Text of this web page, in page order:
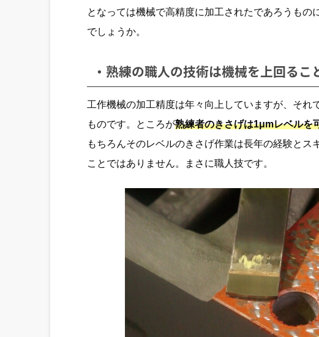
となっては機械で高精度に加工されたであろうも
でしょうか。
・熟練の職人の技術は機械を上回るこ
工作機械の加工精度は年々向上していますが、それ
ものです。ところが熟練者のきさげは1μmレベルを
もちろんそのレベルのきさげ作業は長年の経験と
ことではありません。まさに職人技です。